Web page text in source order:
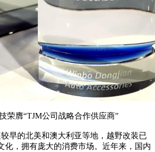
荣膺“TJM公司战略合作供应商”
早的北美和澳大利亚等地，越野改装已
化，拥有庞大的消费市场。近年来，国内